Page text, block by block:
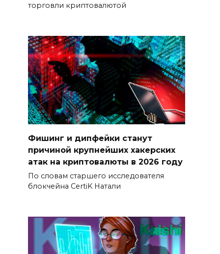
торговли криптовалютой
Фишинг и дипфейки станут
причиной крупнейших хакерских
атак на криптовалюты в 2026 году
По словам старшего исследователя
блокчейна CertiK Натали